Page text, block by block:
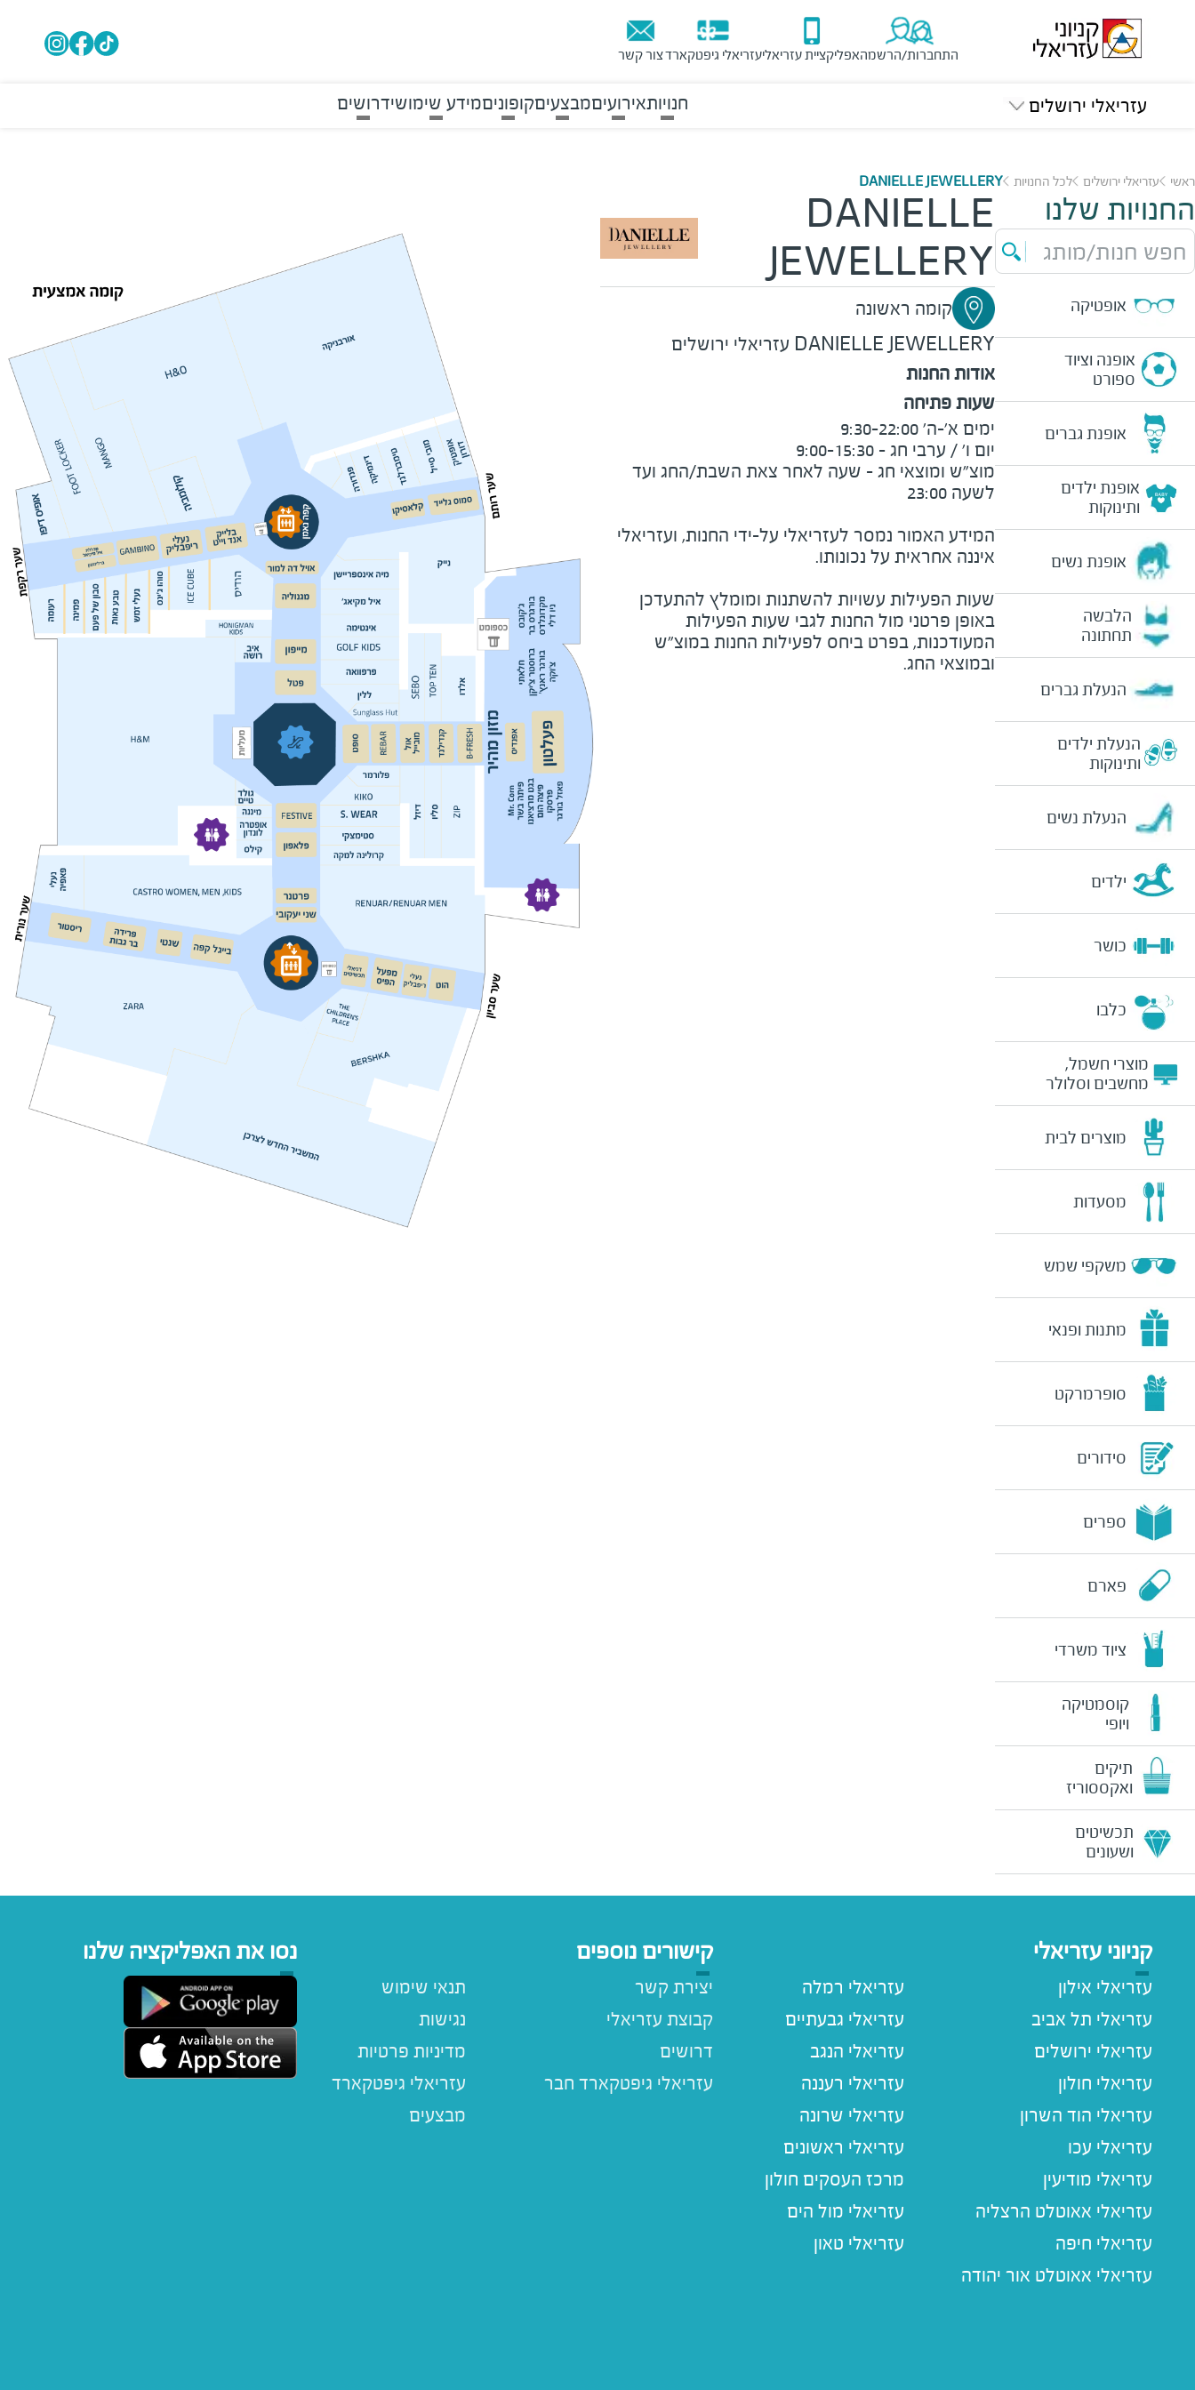
התחברות/הרשמהאפליקציית עזריאליעזריאלי גיפטקארדצור קשר
עזריאלי ירושלים חנויותאירועיםמבצעיםקופוניםמידע שימושידרושים
ראשי עזריאלי ירושלים לכל החנויות DANIELLE JEWELLERY
החנויות שלנו
חפש חנות/מותג
אופטיקה
אופנה וציוד
ספורט
אופנת גברים
אופנת ילדים
ותינוקות
אופנת נשים
הלבשה
תחתונה
הנעלת גברים
הנעלת ילדים
ותינוקות
הנעלת נשים
ילדים
כושר
כלבו
מוצרי חשמל,
מחשבים וסלולר
מוצרים לבית
מסעדות
משקפי שמש
מתנות ופנאי
סופרמרקט
סידורים
ספרים
פארם
ציוד משרדי
קוסמטיקה
ויופי
תיקים
ואקססוריז
תכשיטים
ושעונים
DANIELLE
JEWELLERY
קומה ראשונה
DANIELLE JEWELLERY עזריאלי ירושלים
אודות החנות
שעות פתיחה
המידע האמור נמסר לעזריאלי על-ידי החנות, ועזריאלי
שעות הפעילות עשויות להשתנות ומומלץ להתעדכן
באופן פרטני מול החנות לגבי שעות הפעילות
המעודכנות, בפרט ביחס לפעילות החנות במוצ"ש
ובמוצאי החג.
קניוני עזריאלי
עזריאלי אילון
עזריאלי תל אביב
עזריאלי ירושלים
עזריאלי חולון
עזריאלי הוד השרון
עזריאלי עכו
עזריאלי מודיעין
עזריאלי אאוטלט הרצליה
עזריאלי חיפה
עזריאלי אאוטלט אור יהודה
עזריאלי רמלה
עזריאלי גבעתיים
עזריאלי הנגב
עזריאלי רעננה
עזריאלי שרונה
עזריאלי ראשונים
מרכז העסקים חולון
עזריאלי מול הים
עזריאלי טאון
קישורים נוספים
תנאי שימוש
נגישות
מדיניות פרטיות
עזריאלי גיפטקארד
מבצעים
יצירת קשר
קבוצת עזריאלי
דרושים
נסו את האפליקציה שלנו